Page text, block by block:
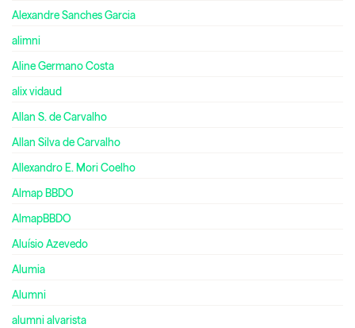
Alexandre Sanches Garcia
alimni
Aline Germano Costa
alix vidaud
Allan S. de Carvalho
Allan Silva de Carvalho
Allexandro E. Mori Coelho
Almap BBDO
AlmapBBDO
Aluísio Azevedo
Alumia
Alumni
alumni alvarista